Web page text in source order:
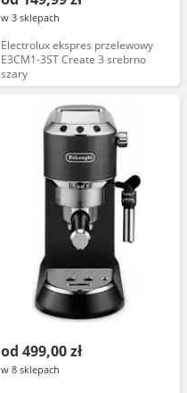
w 3 sklepach
Electrolux ekspres przelewowy
E3CM1-3ST Create 3 srebrno
szary
od 499,00 zł
w 8 sklepach